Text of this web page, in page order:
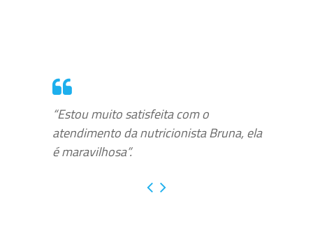
“Estou muito satisfeita com o
atendimento da nutricionista Bruna, ela
é maravilhosa”.